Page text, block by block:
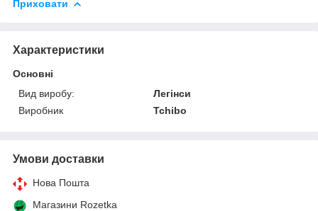
Приховати
Характеристики
Основні
Вид виробу:
Легінси
Виробник
Tchibo
Умови доставки
Нова Пошта
Магазини Rozetka